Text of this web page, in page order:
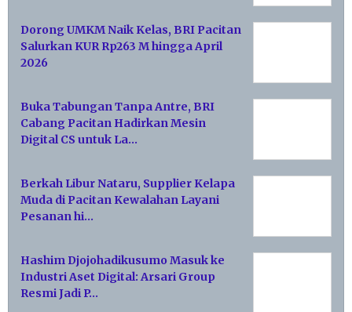
Dorong UMKM Naik Kelas, BRI Pacitan
Salurkan KUR Rp263 M hingga April
2026
Buka Tabungan Tanpa Antre, BRI
Cabang Pacitan Hadirkan Mesin
Digital CS untuk La…
Berkah Libur Nataru, Supplier Kelapa
Muda di Pacitan Kewalahan Layani
Pesanan hi…
Hashim Djojohadikusumo Masuk ke
Industri Aset Digital: Arsari Group
Resmi Jadi P…